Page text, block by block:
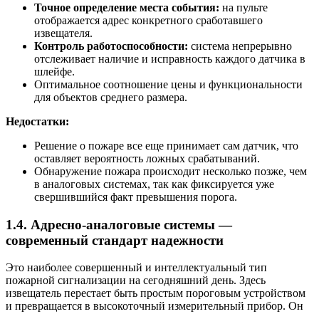
Точное определение места события: на пульте
отображается адрес конкретного сработавшего
извещателя.
Контроль работоспособности: система непрерывно
отслеживает наличие и исправность каждого датчика в
шлейфе.
Оптимальное соотношение цены и функциональности
для объектов среднего размера.
Недостатки:
Решение о пожаре все еще принимает сам датчик, что
оставляет вероятность ложных срабатываний.
Обнаружение пожара происходит несколько позже, чем
в аналоговых системах, так как фиксируется уже
свершившийся факт превышения порога.
1.4. Адресно-аналоговые системы —
современный стандарт надежности
Это наиболее совершенный и интеллектуальный тип
пожарной сигнализации на сегодняшний день. Здесь
извещатель перестает быть простым пороговым устройством
и превращается в высокоточный измерительный прибор. Он